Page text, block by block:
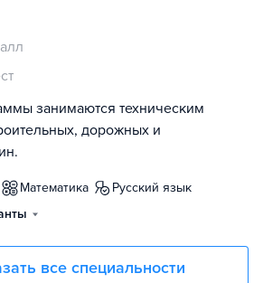
занимаются техническим
дорожных и
математика
русский язык
все специальности